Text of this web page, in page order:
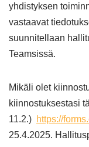
yhdistyksen
vastaavat
suunnitellaan
Teamsissä.
Mikäli olet
kiinnostuksestasi
11.2.) https://
25.4.2025.